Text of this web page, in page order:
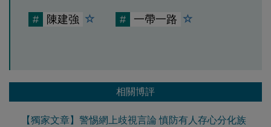
# 陳建強 # 一帶一路
相關博評
【獨家文章】警惕網上歧視言論 慎防有人存心分化族